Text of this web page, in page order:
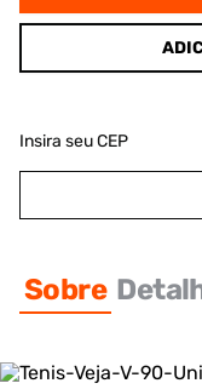
Insira seu CEP
Sobre